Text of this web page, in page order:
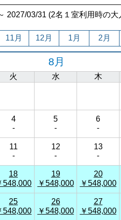
2027/03/31 (2名１室利用時の
11月 12月 1月 2月
8月
火 水 木
4
-
5
-
6
-
11
-
12
-
13
-
18
548,000
19
￥548,000
20
￥548,000
25
548,000
26
￥548,000
27
￥548,000